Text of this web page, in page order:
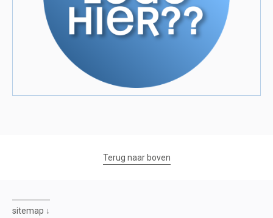
Terug naar boven
sitemap